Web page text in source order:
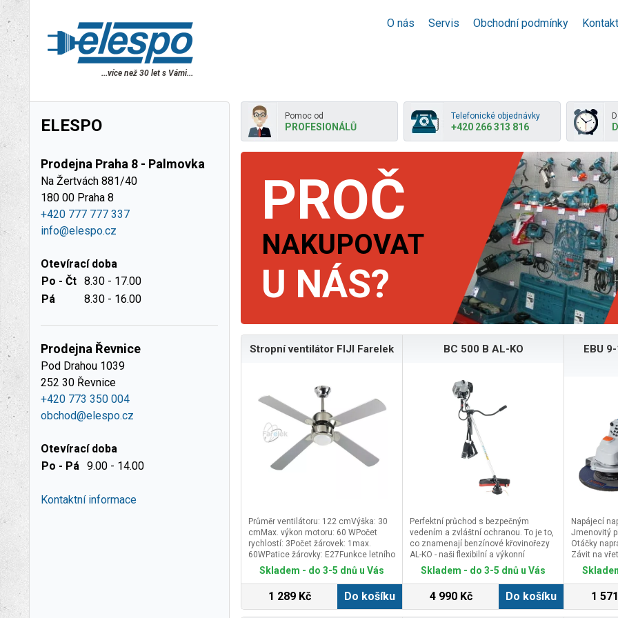
O nás Servis Obchodní podmínky Kontakt
...více než 30 let s Vámi...
ELESPO
Prodejna Praha 8 - Palmovka
Na Žertvách 881/40
180 00 Praha 8
+420 777 777 337
info@elespo.cz
Otevírací doba
Po - Čt 8.30 - 17.00
Pá
8.30 - 16.00
Prodejna Řevnice
Pod Drahou 1039
252 30 Řevnice
+420 773 350 004
obchod@elespo.cz
Otevírací doba
Po - Pá 9.00 - 14.00
Kontaktní informace
Pomoc od
PROFESIONÁLŮ
Telefonické objednávky
+420 266 313 816
PROČ
NAKUPOVAT
U NÁS?
Stropní ventilátor FIJI Farelek
Průměr ventilátoru: 122 cmVýška: 30
cmMax. výkon motoru: 60 WPočet
rychlostí: 3Počet žárovek: 1max.
60WPatice žárovky: E27Funkce letního
- zimního režimu: ANOProvedení: šedá
barvaOvládání: řetízkemMožnost
přikoupení dálkového ovládání:
ANOStropní ventilátory francouzské
značky FARELEK představují elegantní
Skladem - do 3-5 dnů u Vás
1 289 Kč Do košíku
BC 500 B AL-KO
Perfektní průchod s bezpečným
vedením a zvláštní ochranou. To je to,
co znamenají benzínové křovinořezy
AL-KO - naši flexibilní a výkonní
všestranní stroje v oblasti „sečení
trávníku“.Benzinový křovinořez AL-KO
BC 500 B - flexibilní řešení s extra
bezpečnostíSekejte, kdekoli budete
chtít: AL-KO BC 500 B na vás udělá
Skladem - do 3-5 dnů u Vás
4 990 Kč Do košíku
EBU
Napájecí
Jmenovitý
Otáčky
Závit na
1